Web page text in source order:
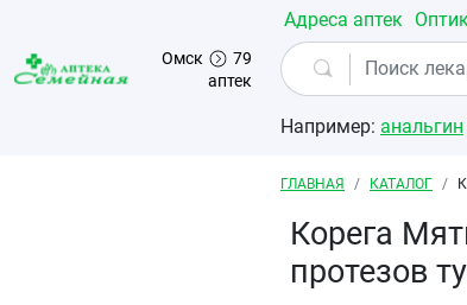
Перейти к основному содержанию
Омск
79
аптек
Адреса аптек
Например: анальгин
Строка
ГЛАВНАЯ КАТАЛОГ
Корега
протезов